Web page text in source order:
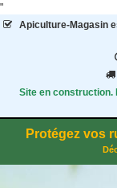
"
Apiculture-Magasin
Site en construction.
Protégez vos